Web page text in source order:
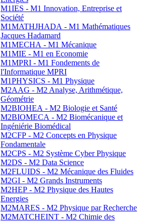
M1IES - M1 Innovation, Entreprise et
Société
M1MATHJHADA - M1 Mathématiques
Jacques Hadamard
M1MECHA - M1 Mécanique
M1MIE - M1 en Economie
M1MPRI - M1 Fondements de
l'Informatique MPRI
M1PHYSICS - M1 Physique
M2AAG - M2 Analyse, Arithmétique,
Géométrie
M2BIOHEA - M2 Biologie et Santé
M2BIOMECA - M2 Biomécanique et
Ingéniérie Biomédical
M2CFP - M2 Concepts en Physique
Fondamentale
M2CPS - M2 Système Cyber Physique
M2DS - M2 Data Science
M2FLUIDS - M2 Mécanique des Fluides
M2GI - M2 Grands Instruments
M2HEP - M2 Physique des Hautes
Energies
M2MARES - M2 Physique par Recherche
M2MATCHEINT - M2 Chimie des